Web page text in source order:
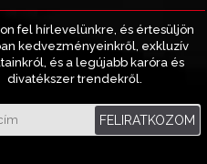
fel hírlevelünkre, és értesüljön
kedvezményeinkről, exkluzív
és a legújabb karóra és
divatékszer trendekről.
FELIRATKOZOM